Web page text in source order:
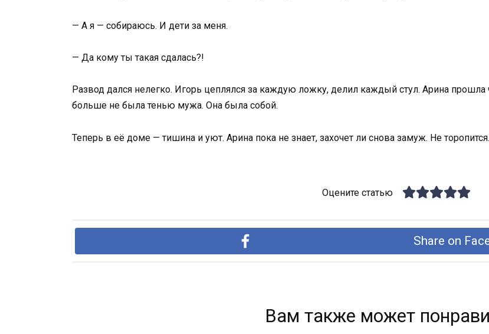
— А я — собираюсь. И дети за меня.
— Да кому ты такая сдалась?!
Развод дался нелегко. Игорь цеплялся за каждую ложку, делил каждый стул. Арина
больше не была тенью мужа. Она была собой.
Теперь в её доме — тишина и уют. Арина пока не знает, захочет ли снова замуж. Не
Оцените статью
Share on
Вам также может